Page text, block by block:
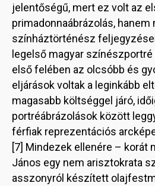
jelentőségű, mert ez volt az
primadonnaábrázolás,
színháztörténész
legelső magyar színészportré
első felében az olcsóbb és
eljárások voltak a leginkább
magasabb költséggel járó,
portréábrázolások között
férfiak reprezentációs
[7] Mindezek ellenére – korát
János egy nem arisztokrata
asszonyról készített